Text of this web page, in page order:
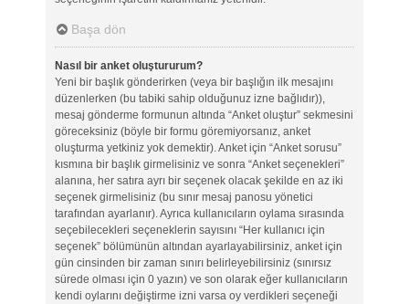
Başa dön
Nasıl bir anket oluştururum?
Yeni bir başlık gönderirken (veya bir başlığın ilk mesajını
düzenlerken (bu tabiki sahip olduğunuz izne bağlıdır)),
mesaj gönderme formunun altında “Anket oluştur” sekmesini
göreceksiniz (böyle bir formu göremiyorsanız, anket
oluşturma yetkiniz yok demektir). Anket için “Anket sorusu”
kısmına bir başlık girmelisiniz ve sonra “Anket seçenekleri”
alanına, her satıra ayrı bir seçenek olacak şekilde en az iki
seçenek girmelisiniz (bu sınır mesaj panosu yönetici
tarafından ayarlanır). Ayrıca kullanıcıların oylama sırasında
seçebilecekleri seçeneklerin sayısını “Her kullanıcı için
seçenek” bölümünün altından ayarlayabilirsiniz, anket için
gün cinsinden bir zaman sınırı belirleyebilirsiniz (sınırsız
sürede olması için 0 yazın) ve son olarak eğer kullanıcıların
kendi oylarını değiştirme izni varsa oy verdikleri seçeneği